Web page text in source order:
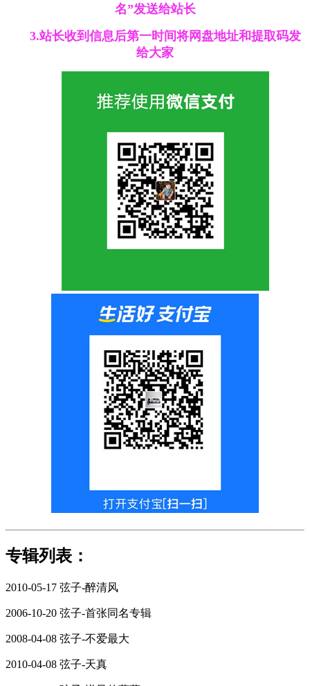
名”发送给站长
3.站长收到信息后第一时间将网盘地址和提取码发
给大家
专辑列表：
2010-05-17 弦子-醉清风
2006-10-20 弦子-首张同名专辑
2008-04-08 弦子-不爱最大
2010-04-08 弦子-天真